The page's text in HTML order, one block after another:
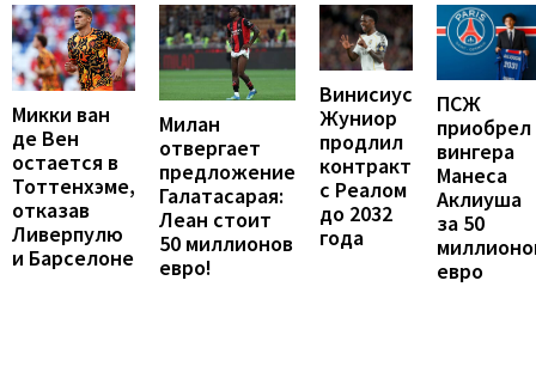
Микки ван
де Вен
остается в
Тоттенхэме,
отказав
Ливерпулю
и Барселоне
Милан
отвергает
предложение
Галатасарая:
Леан стоит
50 миллионов
евро!
Винисиус
Жуниор
продлил
контракт
с Реалом
до 2032
года
ПСЖ
приобрел
вингера
Манеса
Аклиуша
за 50
евро